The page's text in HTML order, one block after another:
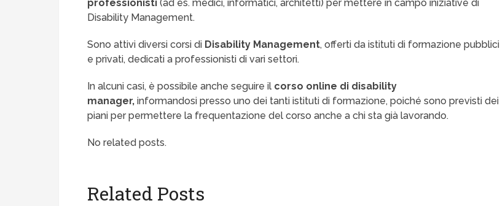
professionisti (ad es. medici, informatici, architetti) per mettere in campo iniziative di
Disability Management.
Sono attivi diversi corsi di Disability Management, offerti da istituti di formazione pubblici
e privati, dedicati a professionisti di vari settori.
In alcuni casi, è possibile anche seguire il corso online di disability
manager,informandosi presso uno dei tanti istituti di formazione, poiché sono previsti dei
piani per permettere la frequentazione del corso anche a chi sta già lavorando.
No related posts.
Related Posts